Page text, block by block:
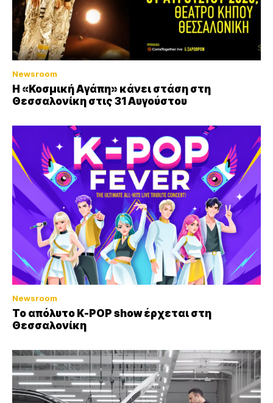
Newsroom
Η «Κοσμική Αγάπη» κάνει στάση στη
Θεσσαλονίκη στις 31 Αυγούστου
Newsroom
Το απόλυτο K-POP show έρχεται στη
Θεσσαλονίκη